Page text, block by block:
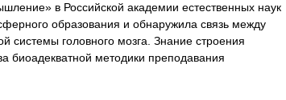
в Российской академии естественных наук
образования и обнаружила связь между
головного мозга. Знание строения
биоадекватной методики преподавания